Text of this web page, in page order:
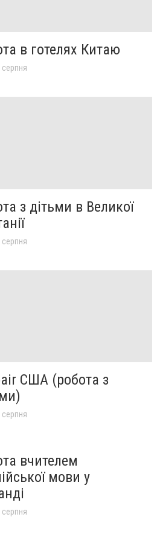
в готелях Китаю
серпня
з дітьми в Великої
серпня
США (робота з
серпня
вчителем
мови у
серпня